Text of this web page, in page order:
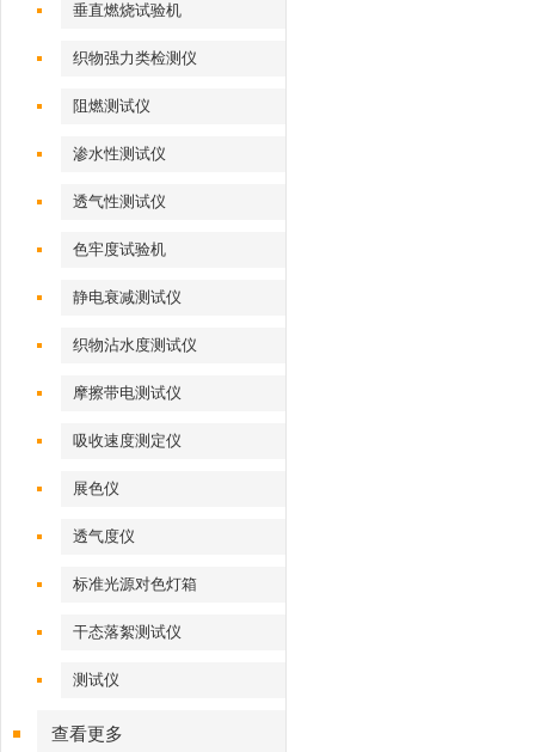
垂直燃烧试验机
织物强力类检测仪
阻燃测试仪
渗水性测试仪
透气性测试仪
色牢度试验机
静电衰减测试仪
织物沾水度测试仪
摩擦带电测试仪
吸收速度测定仪
展色仪
透气度仪
标准光源对色灯箱
干态落絮测试仪
测试仪
查看更多